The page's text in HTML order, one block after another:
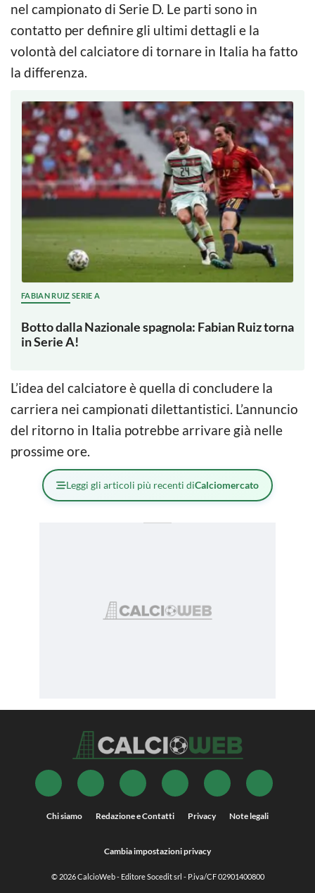
nel campionato di Serie D. Le parti sono in
contatto per definire gli ultimi dettagli e la
volontà del calciatore di tornare in Italia ha fatto
la differenza.
FABIAN RUIZ SERIE A
Botto dalla Nazionale spagnola: Fabian Ruiz torna
in Serie A!
L’idea del calciatore è quella di concludere la
carriera nei campionati dilettantistici. L’annuncio
del ritorno in Italia potrebbe arrivare già nelle
prossime ore.
Leggi gli articoli più recenti diCalciomercato
Chi siamo Redazione e Contatti Privacy Note legali
Cambia impostazioni privacy
© 2026CalcioWeb- Editore Socedit srl - P.iva/CF 02901400800